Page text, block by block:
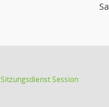
SitzungsdienstSession(Wird in